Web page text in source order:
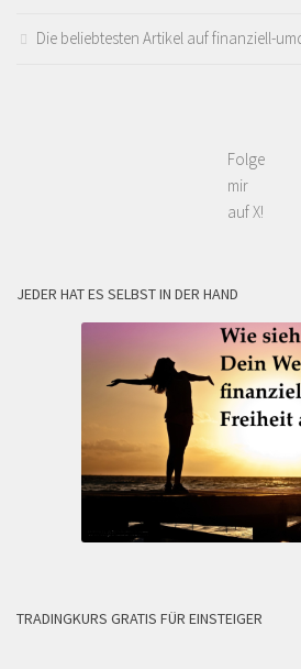
Die beliebtesten Artikel auf finanziell-
Folge
mir
auf X!
JEDER HAT ES SELBST IN DER HAND
TRADINGKURS GRATIS FÜR EINSTEIGER